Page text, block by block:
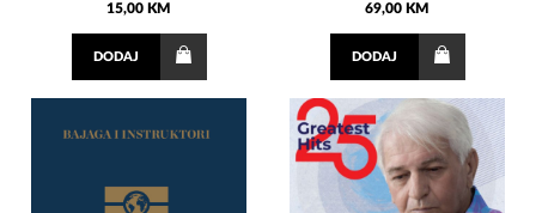
15,00 KM
DODAJ
69,00 KM
DODAJ